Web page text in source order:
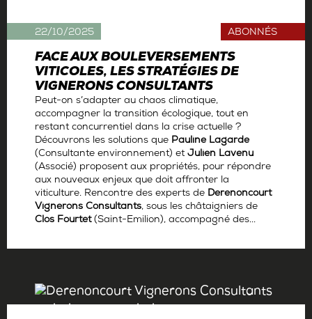
FACE AUX BOULEVERSEMENTS
VITICOLES, LES STRATÉGIES DE
VIGNERONS CONSULTANTS
ABONNÉS
Peut-on s’adapter au chaos climatique,
accompagner la transition écologique, tout en
restant concurrentiel dans la crise actuelle ?
Découvrons les solutions que Pauline Lagarde
(Consultante environnement) etJulien Lavenu
(Associé) proposent aux propriétés, pour répondre
aux nouveaux enjeux que doit affronter la
viticulture. Rencontre des experts de Derenoncourt
Vignerons Consultants, sous les châtaigniers de
Clos Fourtet(Saint-Emilion), accompagné des...
22/10/2025